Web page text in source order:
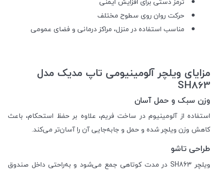
حرکت روان روی سطوح مختلف
مناسب استفاده در منزل، مراکز درمانی و فضای عمومی
مزایای ویلچر آلومینیومی تاپ مدیک مدل
SH863
وزن سبک و حمل آسان
استفاده از آلومینیوم در ساخت فریم، علاوه بر حفظ استحکام، باعث
کاهش وزن ویلچر شده و حمل و جابه‌جایی آن را آسان‌تر می‌کند.
طراحی تاشو
ویلچر SH863 در مدت کوتاهی جمع می‌شود و به‌راحتی داخل صندوق